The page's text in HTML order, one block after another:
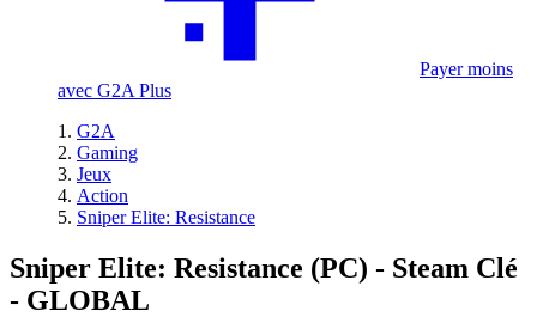
Payer moins
avec G2A Plus
G2A
Gaming
Jeux
Action
Sniper Elite: Resistance
Sniper Elite: Resistance (PC) - Steam Clé
- GLOBAL